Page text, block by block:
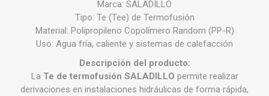
Marca: SALADILLO
Tipo: Te (Tee) de Termofusión
Material: Polipropileno Copolímero Random (PP-R)
Uso: Agua fría, caliente y sistemas de calefacción
Descripción del producto:
La Te de termofusión SALADILLO permite realizar
derivaciones en instalaciones hidráulicas de forma rápida,